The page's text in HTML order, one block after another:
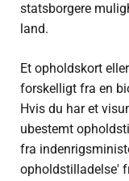
statsborgere
land.
Et opholdskort
forskelligt fra en
Hvis du har et
ubestemt
fra
opholdstilladelse'